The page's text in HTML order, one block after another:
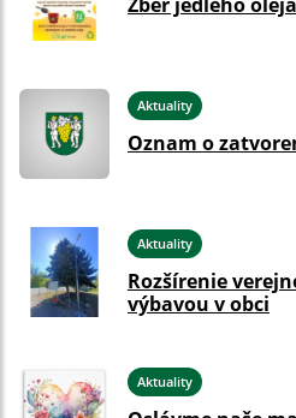
Aktuality
Oznam o
Aktuality
Rozšírenie
výbavou v obci
Aktuality